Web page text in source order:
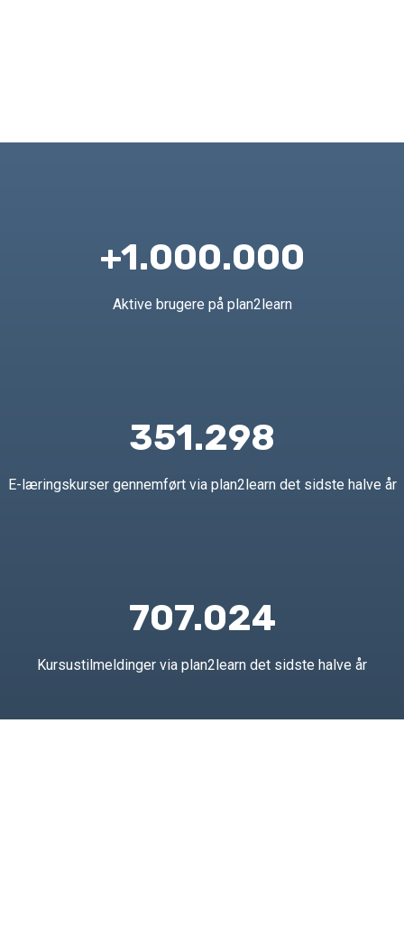
+1.000.000
Aktive brugere på plan2learn
351.298
E-læringskurser gennemført via plan2learn det sidste halve år
707.024
Kursustilmeldinger via plan2learn det sidste halve år